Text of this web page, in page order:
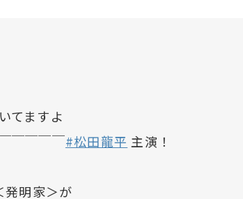
てますよ
￣￣￣￣#松田龍平 主演！
発明家＞が